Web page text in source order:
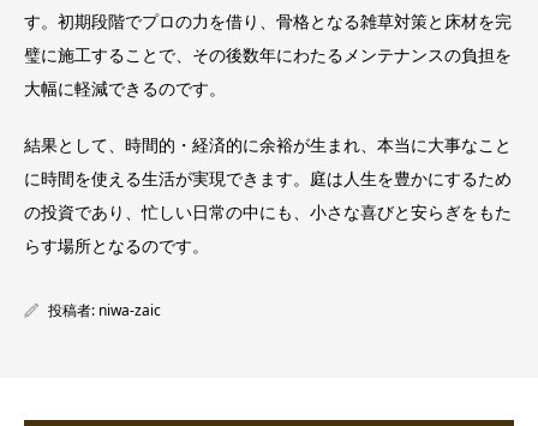
す。初期段階でプロの力を借り、骨格となる雑草対策と床材を完
璧に施工することで、その後数年にわたるメンテナンスの負担を
大幅に軽減できるのです。
結果として、時間的・経済的に余裕が生まれ、本当に大事なこと
に時間を使える生活が実現できます。庭は人生を豊かにするため
の投資であり、忙しい日常の中にも、小さな喜びと安らぎをもた
らす場所となるのです。
投稿者: niwa-zaic